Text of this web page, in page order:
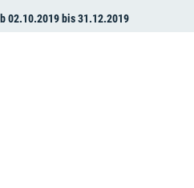
02.10.2019 bis 31.12.2019